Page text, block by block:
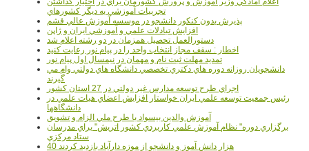
تجربيات آموزشي به ديگر کشورهاي
پذيرش بدون کنکور دانشجو در موسسه آموزش عالي قشم
افزايش تبادلات علمي و آموزشي ايران و ژاپن
دستورالعمل تحصیل همزمان در دو رشته اعلام شد
اخطار : سقف مجاز انتخاب واحد را در پیام نور رعایت کنید
تمدید مهلت ثبت نام و مهمان در نیمسال اول پیام نور
دانشجويان روزانه دوره هاي دكتري تخصصي دانشگاه هاي دولتي وام مي
گيرند
اجراي طرح توسعه مدارس غير دولتي در 27 استان کشور
رئيس جمعيت توسعه علمي ايران خواستار افزايش اعضاي هيات علمي در
دانشگاهها
آموزش والدين بيسواد با طرح ملي الزام و تشويق
برگزاري دوره" نظام آموزش علمي كاربردي كشور اتريش" براي مدرسان
ستاد مرکزي
40 هزار دانش آموز و دانشجو از موزه دارآباد بازديد کردند